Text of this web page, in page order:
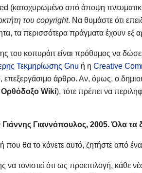
(κατοχυρωμένο από άποψη
του copyright. Να θυμάστε ότι
τα περισσότερα πράγματα έχουν εξ
του κοπυράιτ είναι πρόθυμος να
Τεκμηρίωσης Gnu ή ηCreative
επεξεργάσιμο άρθρο. Αν, όμως, ο
Ορθόδοξο Wiki), τότε πρέπει να
Γιαννόπουλος, 2005. Όλα τα
που θα το κάνετε αυτό, ζητήστε από
να τονιστεί ότι ως προεπιλογή, κάθε